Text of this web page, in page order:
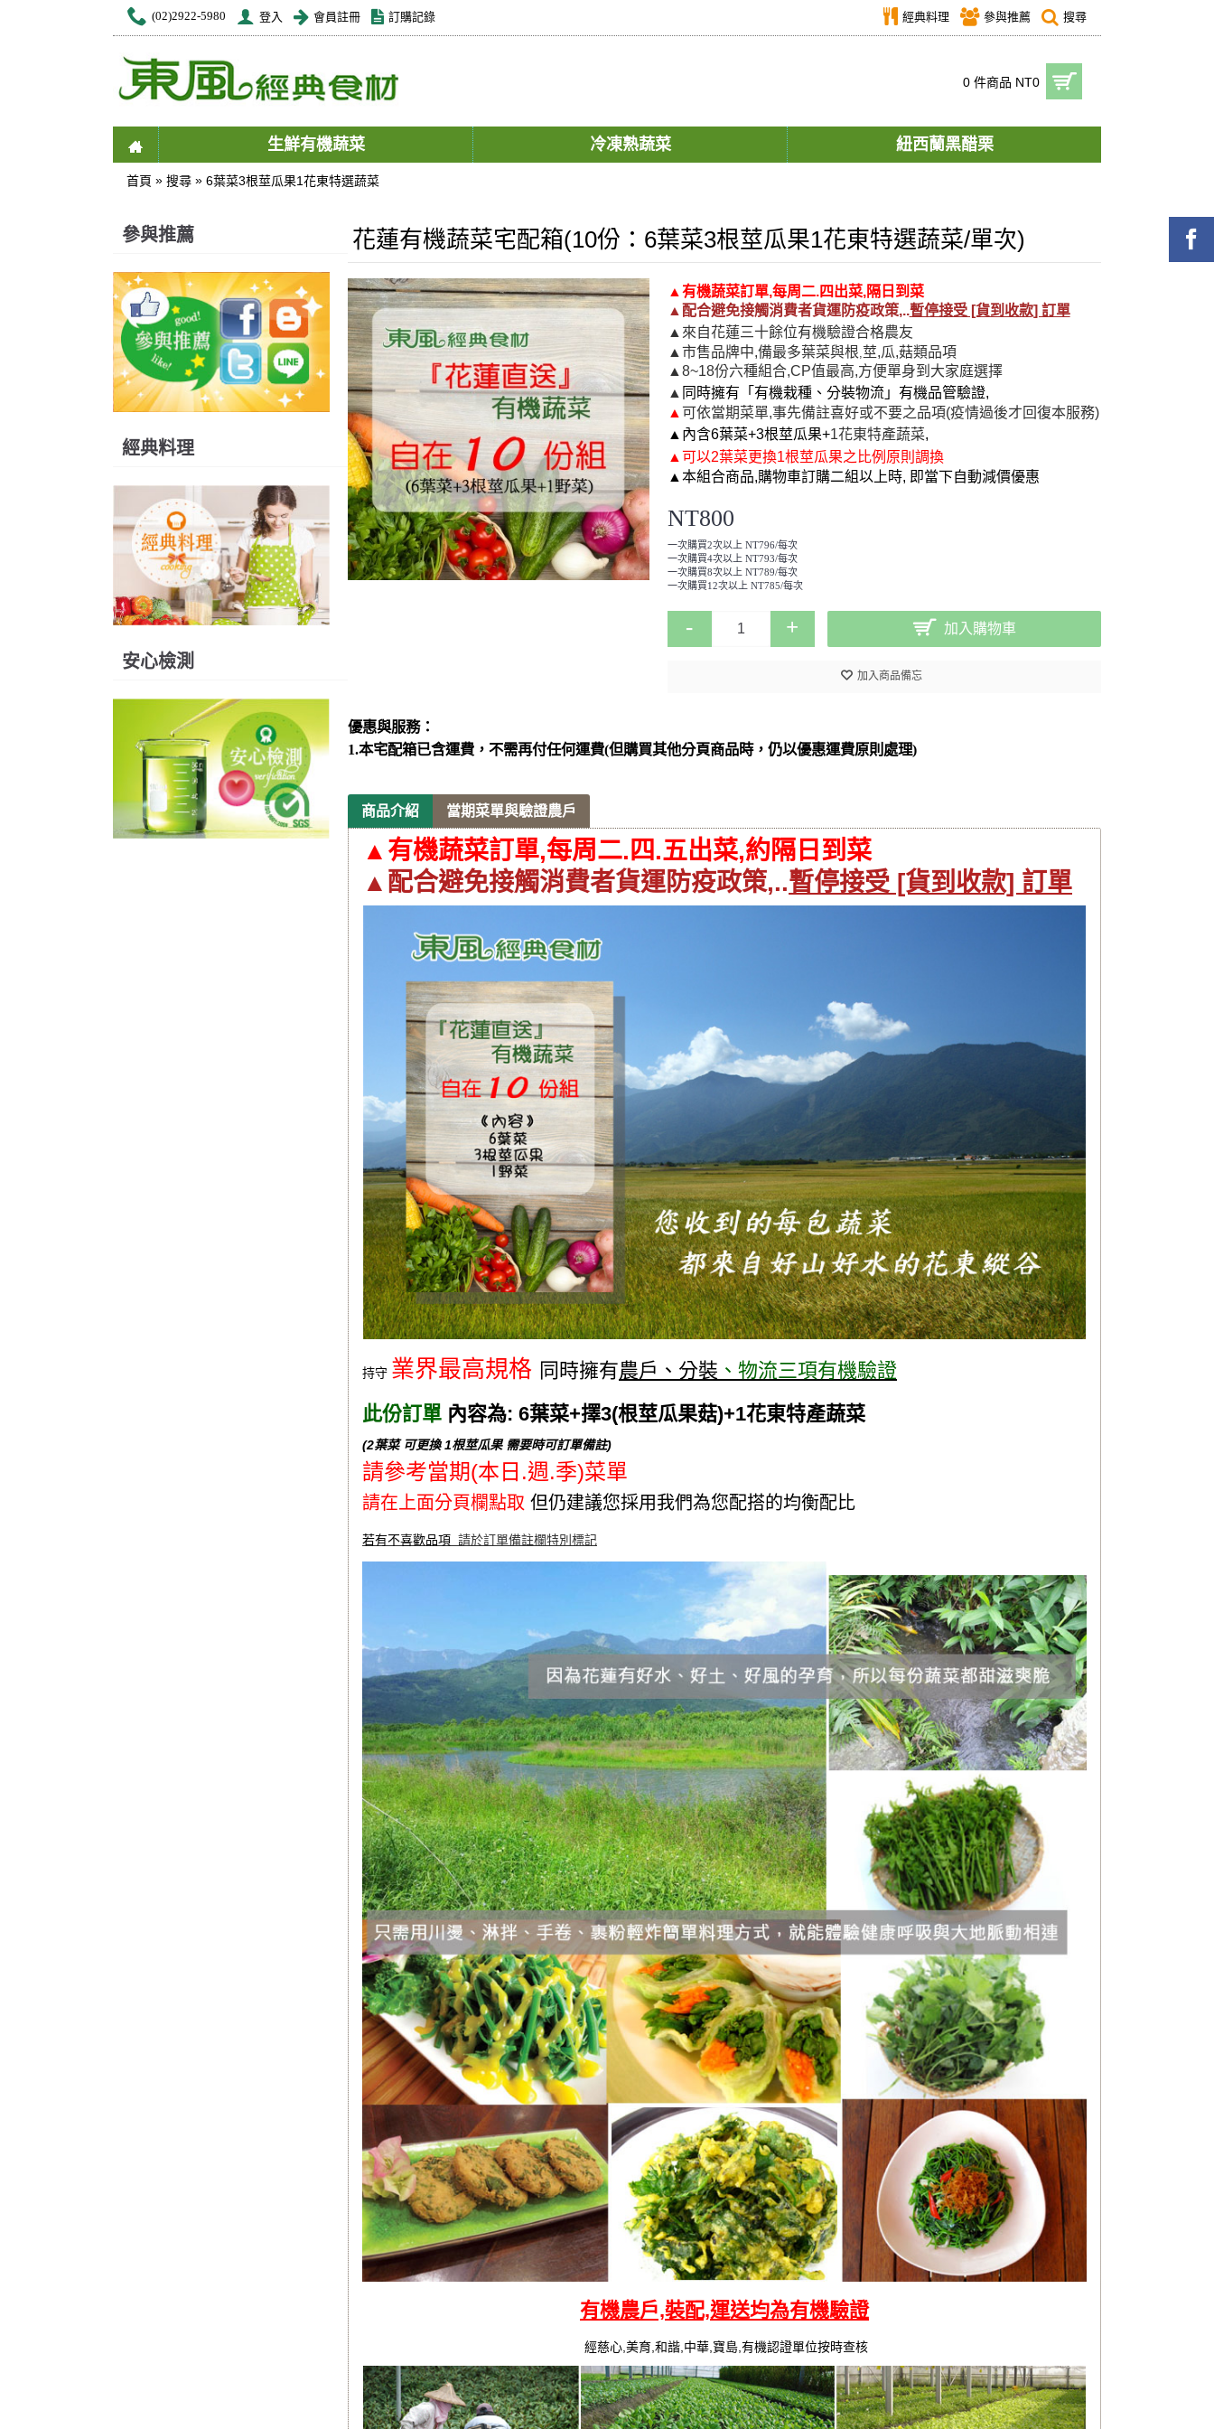
(02)2922-5980 登入 會員註冊 訂購記錄 經典料理 參與推薦 搜尋
0 件商品 NT0
生鮮有機蔬菜 冷凍熟蔬菜 紐西蘭黑醋栗
首頁 » 搜尋 » 6葉菜3根莖瓜果1花東特選蔬菜
參與推薦
經典料理
安心檢測
花蓮有機蔬菜宅配箱(10份：6葉菜3根莖瓜果1花東特選蔬菜/單次)
▲ 有機蔬菜訂單,每周二.四出菜,隔日到菜
▲ 配合避免接觸消費者貨運防疫政策,..暫停接受 [貨到收款] 訂單
▲來自花蓮三十餘位有機驗證合格農友
▲市售品牌中,備最多葉菜與根,莖,瓜,菇類品項
▲8~18份六種組合,CP值最高,方便單身到大家庭選擇
▲ 同時擁有「有機栽種、分裝物流」有機品管驗證,
▲ 可依當期菜單,事先備註喜好或不要之品項(疫情過後才回復本服務)
▲ 內含6葉菜+3根莖瓜果+1花東特產蔬菜,
▲ 可以2葉菜更換1根莖瓜果之比例原則調換
▲本組合商品,購物車訂購二組以上時, 即當下自動減價優惠
NT800
一次購買2次以上 NT796/每次
一次購買4次以上 NT793/每次
一次購買8次以上 NT789/每次
一次購買12次以上 NT785/每次
- + 加入購物車
加入商品備忘
優惠與服務：
1.本宅配箱已含運費，不需再付任何運費(但購買其他分頁商品時，仍以優惠運費原則處理)
商品介紹 當期菜單與驗證農戶
▲有機蔬菜訂單,每周二.四.五出菜,約隔日到菜
▲配合避免接觸消費者貨運防疫政策,..暫停接受 [貨到收款] 訂單
持守 業界最高規格 同時擁有農戶、分裝 、 物流三項有機驗證
此份訂單 內容為: 6葉菜+擇3(根莖瓜果菇)+1花東特產蔬菜
(2葉菜 可更換 1根莖瓜果 需要時可訂單備註)
請參考當期(本日.週.季)菜單
請在上面分頁欄點取 但仍建議您採用我們為您配搭的均衡配比
若有不喜歡品項 請於訂單備註欄特別標記
有機農戶,裝配,運送均為有機驗證
經慈心,美育,和諧,中華,寶島,有機認證單位按時查核